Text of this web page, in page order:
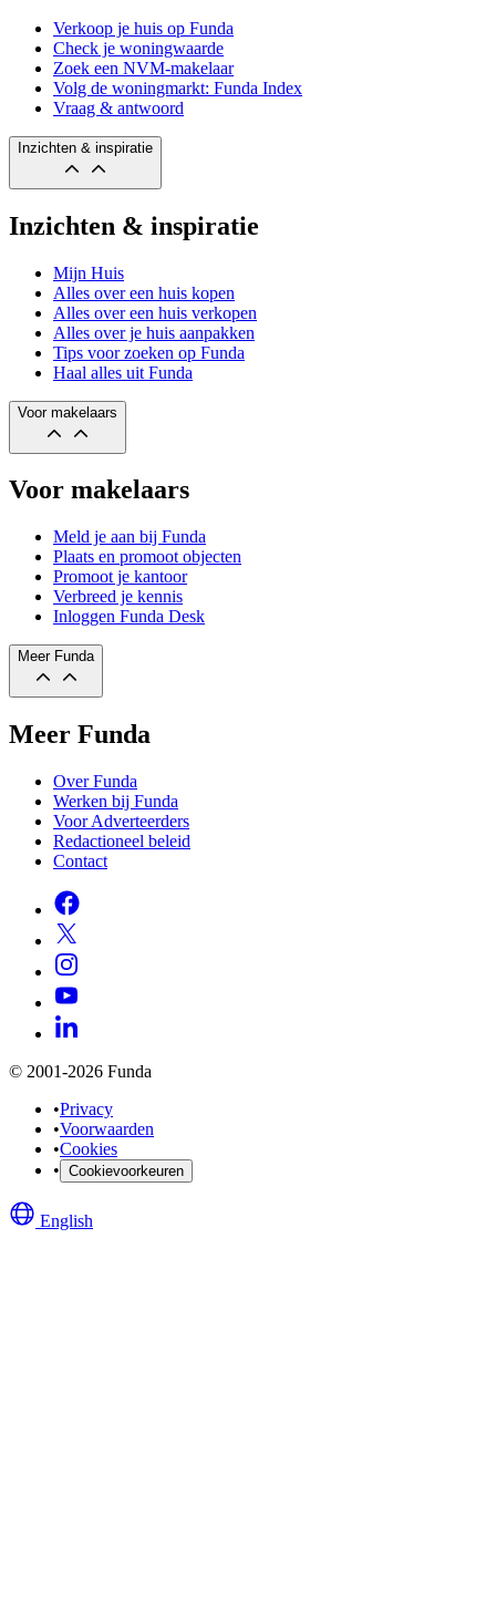
Verkoop je huis op Funda
Check je woningwaarde
Zoek een NVM-makelaar
Volg de woningmarkt: Funda Index
Vraag & antwoord
Inzichten & inspiratie
Inzichten & inspiratie
Mijn Huis
Alles over een huis kopen
Alles over een huis verkopen
Alles over je huis aanpakken
Tips voor zoeken op Funda
Haal alles uit Funda
Voor makelaars
Voor makelaars
Meld je aan bij Funda
Plaats en promoot objecten
Promoot je kantoor
Verbreed je kennis
Inloggen Funda Desk
Meer Funda
Meer Funda
Over Funda
Werken bij Funda
Voor Adverteerders
Redactioneel beleid
Contact
© 2001-2026 Funda
•Privacy
•Voorwaarden
•Cookies
• Cookievoorkeuren
English